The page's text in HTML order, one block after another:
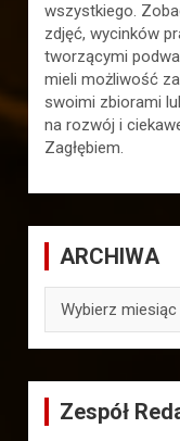
wszystkiego.
zdjęć, wycinków
tworzącymi
mieli możliwość
swoimi zbiorami
na rozwój i
Zagłębiem.
ARCHIWA
Zespół